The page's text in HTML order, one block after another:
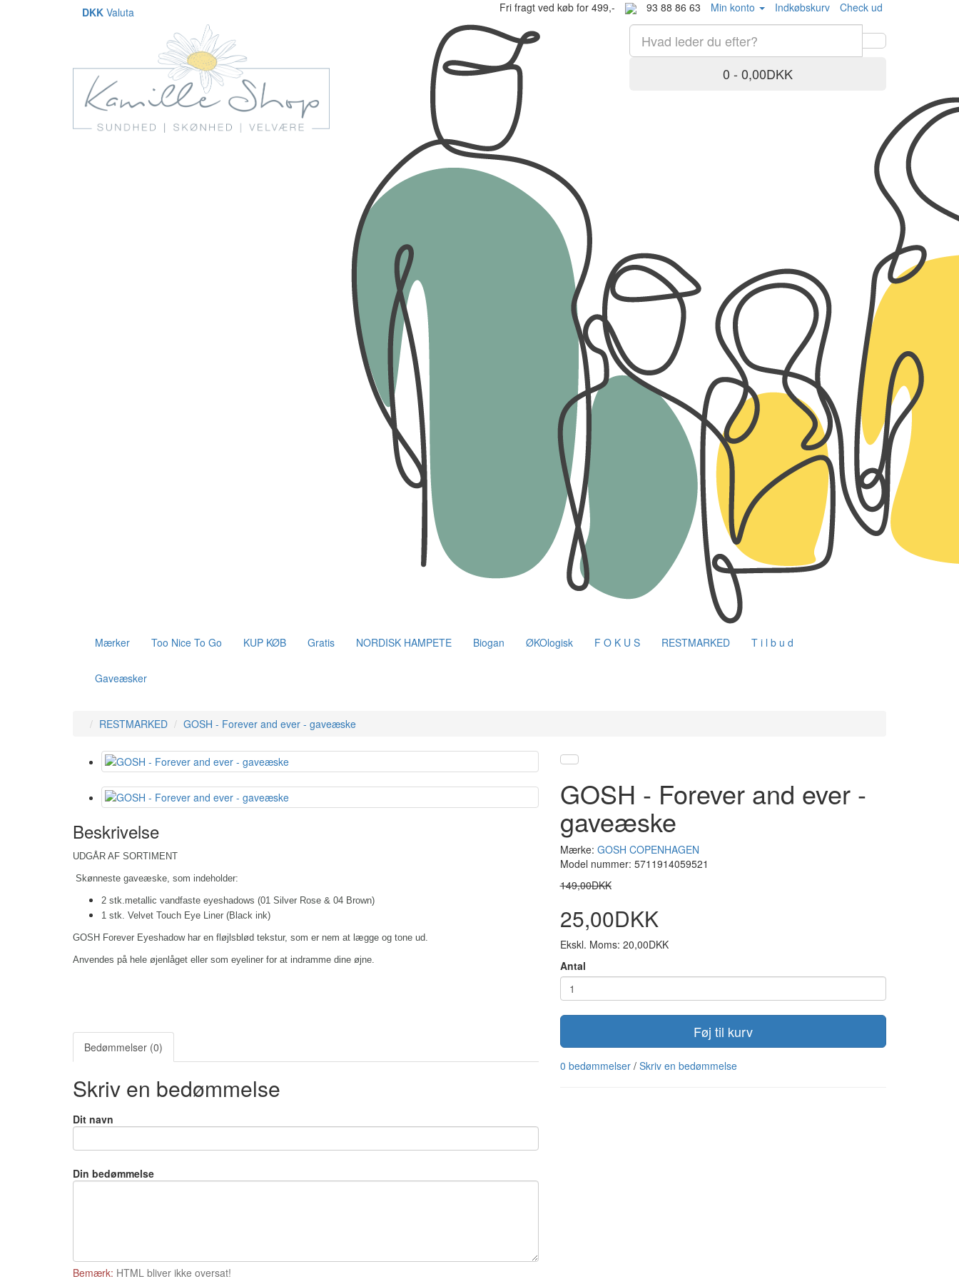
DKK Valuta Fri fragt ved køb for 499,- 93 88 86 63 Min konto Indkøbskurv Check ud
0 - 0,00DKK
Mærker Too Nice To Go KUP KØB Gratis NORDISK HAMPETE Biogan ØKOlogisk F O K U S RESTMARKED T i l b u d
Gaveæsker
RESTMARKED GOSH - Forever and ever - gaveæske
Beskrivelse
UDGÅR AF SORTIMENT
Skønneste gaveæske, som indeholder:
2 stk.metallic vandfaste eyeshadows (01 Silver Rose & 04 Brown)
1 stk. Velvet Touch Eye Liner (Black ink)
GOSH Forever Eyeshadow har en fløjlsblød tekstur, som er nem at lægge og tone ud.
Anvendes på hele øjenlåget eller som eyeliner for at indramme dine øjne.
Bedømmelser (0)
Skriv en bedømmelse
Dit navn
Din bedømmelse
Bemærk: HTML bliver ikke oversat!
GOSH - Forever and ever -
gaveæske
Mærke: GOSH COPENHAGEN
Model nummer: 5711914059521
149,00DKK
25,00DKK
Ekskl. Moms: 20,00DKK
Antal
Føj til kurv
0 bedømmelser/ Skriv en bedømmelse